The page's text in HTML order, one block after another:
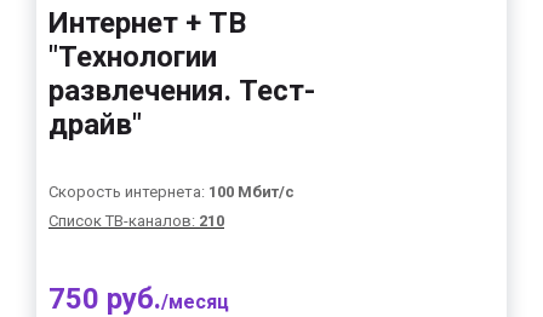
Интернет + ТВ
"Технологии
развлечения. Тест-
драйв"
Скорость интернета: 100 Мбит/с
Список ТВ-каналов: 210
750 руб./месяц